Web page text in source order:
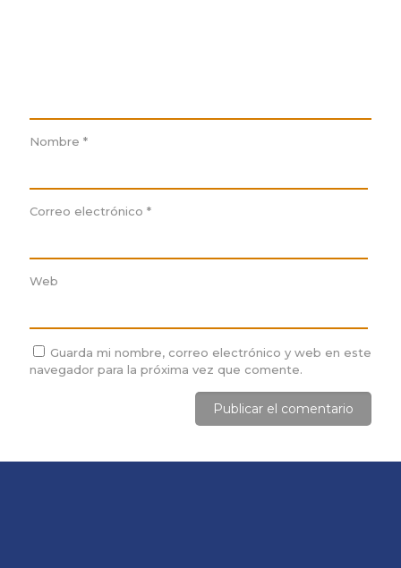
Nombre *
Correo electrónico *
Web
Guarda mi nombre, correo electrónico y web en este
navegador para la próxima vez que comente.